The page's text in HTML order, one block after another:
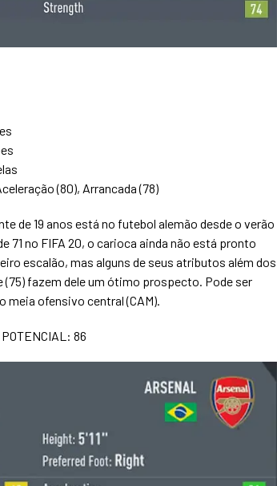
(80), Arrancada (78)
de 19 anos está no futebol alemão desde o verão
71 no FIFA 20, o carioca ainda não está pronto
escalão, mas alguns de seus atributos além dos
(75) fazem dele um ótimo prospecto. Pode ser
ofensivo central (CAM).
86